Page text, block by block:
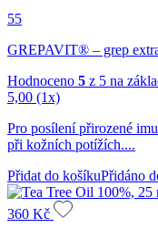
55
GREPAVIT® – grep
Hodnoceno 5 z 5 na
5,00 (1x)
Pro posílení přirozené
při kožních potížích....
Přidat do košíkuPřidáno
360 Kč